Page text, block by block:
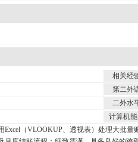
相关经
第二外
二外水
计算机
Excel（VLOOKUP、透视表）处理大批